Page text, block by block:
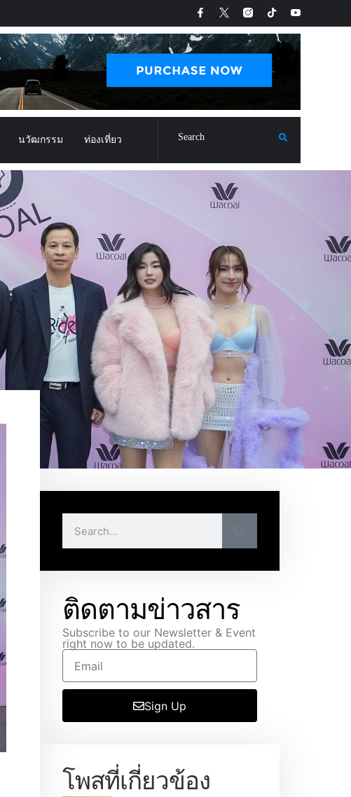
นวัฒกรรม ท่องเที่ยว
ติดตามข่าวสาร
Subscribe to our Newsletter & Event
right now to be updated.
Sign Up
โพสที่เกี่ยวข้อง